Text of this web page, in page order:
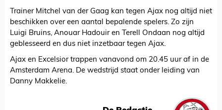
Trainer Mitchel van der Gaag kan tegen Ajax nog altijd niet
beschikken over een aantal bepalende spelers. Zo zijn
Luigi Bruins, Anouar Hadouir en Terell Ondaan nog altijd
geblesseerd en dus niet inzetbaar tegen Ajax.
Ajax en Excelsior trappen vanavond om 20.45 uur af in de
Amsterdam Arena. De wedstrijd staat onder leiding van
Danny Makkelie.